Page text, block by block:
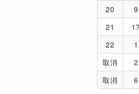
20
9
21
22
1
取消
2
取消
6